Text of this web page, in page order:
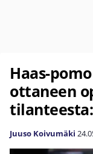
Haas-
ottaneen
Juuso Koivumäki